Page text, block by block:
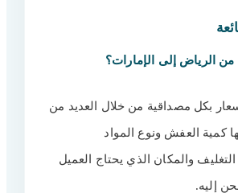
الرياض إلى الإمارات؟
بكل مصداقية من خلال العديد من
كمية العفش ونوع المواد
والمكان الذي يحتاج العميل
إليه.